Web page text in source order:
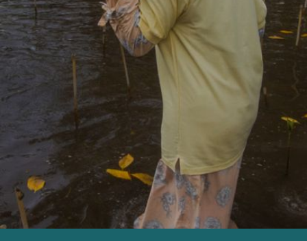
Komoditas Kami
Keberlanjutan
Tentang Keberlanjutan
Perubahan Iklim
Hak Asasi Manusia
Tata Kelola
Laporan Keberlanjutan
Media
Berita